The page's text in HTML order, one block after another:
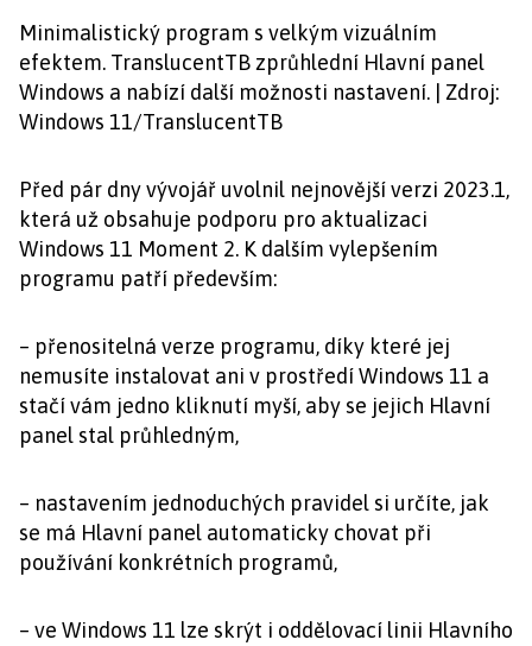
Minimalistický program s velkým vizuálním
efektem. TranslucentTB zprůhlední Hlavní panel
Windows a nabízí další možnosti nastavení. | Zdroj:
Windows 11/TranslucentTB
Před pár dny vývojář uvolnil nejnovější verzi 2023.1,
která už obsahuje podporu pro aktualizaci
Windows 11 Moment 2. K dalším vylepšením
programu patří především:
– přenositelná verze programu, díky které jej
nemusíte instalovat ani v prostředí Windows 11 a
stačí vám jedno kliknutí myší, aby se jejich Hlavní
panel stal průhledným,
– nastavením jednoduchých pravidel si určíte, jak
se má Hlavní panel automaticky chovat při
používání konkrétních programů,
– ve Windows 11 lze skrýt i oddělovací linii Hlavního